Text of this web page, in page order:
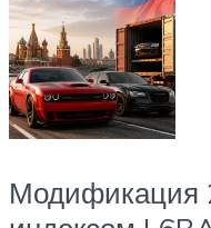
Модификация